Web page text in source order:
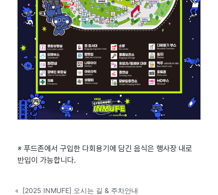
※ 푸드존에서 구입한 다회용기에 담긴 음식은 행사장 내로
반입이 가능합니다.
« [2025 INMUFE] 오시는 길 & 주차안내